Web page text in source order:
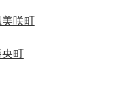
美咲町
央町